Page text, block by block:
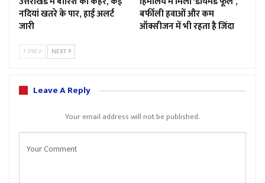
नदियां खतरे के पार, हाई अलर्ट
जारी
बर्फीली हवाओं और कम
ऑक्सीजन में भी रहता है जिंदा
PREV NEXT
Leave A Reply
Your email address will not be published.